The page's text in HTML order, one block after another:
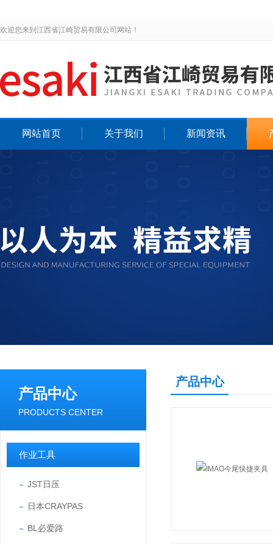
欢迎您来到江西省江崎贸易有限公司网站！
网站首页 关于我们 新闻资讯
产品中心
PRODUCTS CENTER
作业工具
JST日压
日本CRAYPAS
BL必爱路
产品中心